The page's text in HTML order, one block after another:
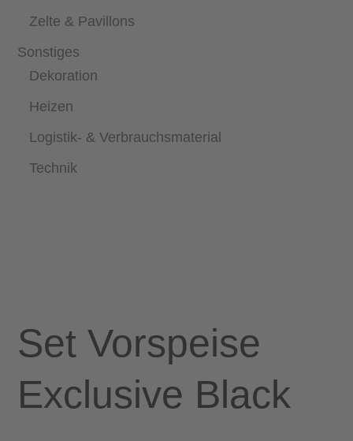
Zelte & Pavillons
Sonstiges
Dekoration
Heizen
Logistik- & Verbrauchsmaterial
Technik
Set Vorspeise
Exclusive Black